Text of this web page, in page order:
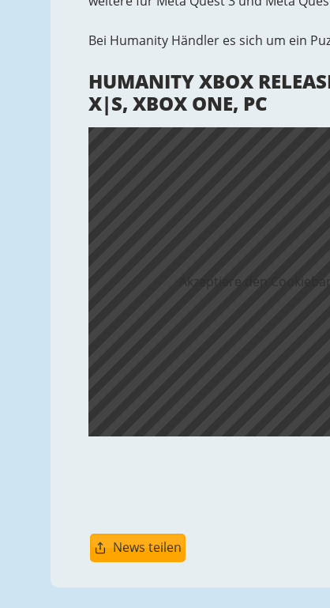
Bei Humanity Händler es sich um ein
HUMANITY XBOX
X|S, XBOX ONE, PC
Akzeptiere den
News teilen